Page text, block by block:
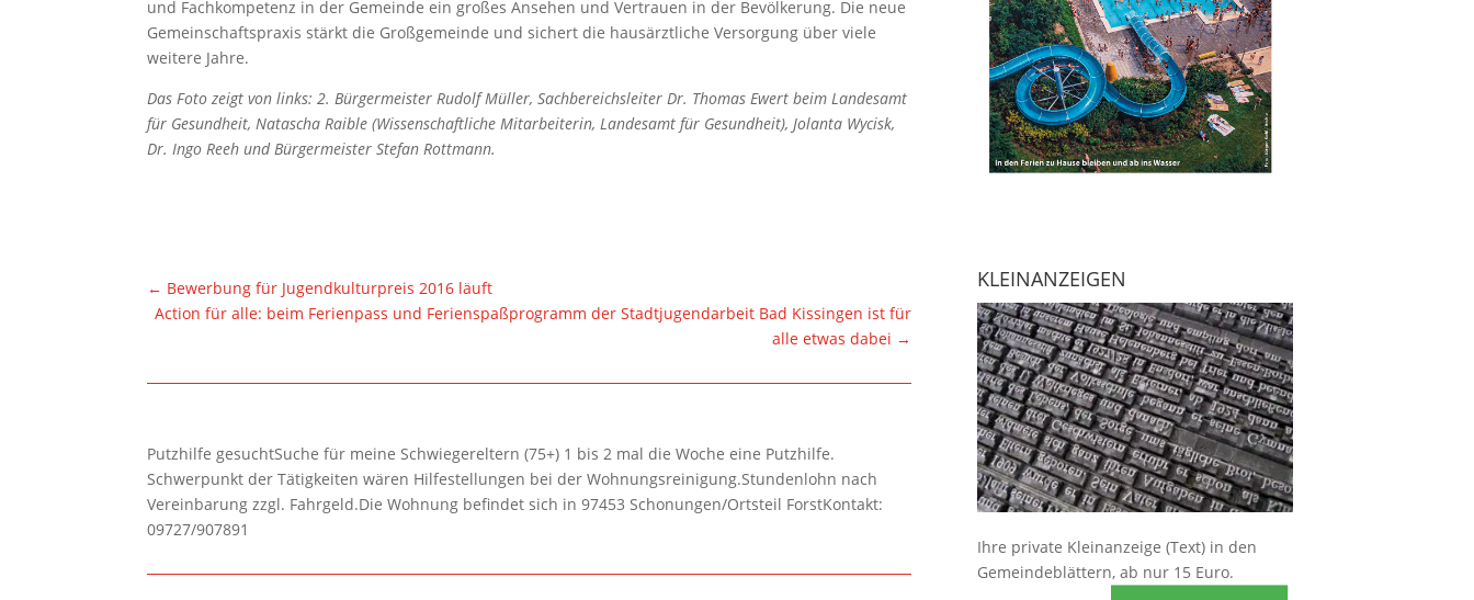
und Fachkompetenz in der Gemeinde ein großes Ansehen und Vertrauen in der Bevölkerung. Die neue
Gemeinschaftspraxis stärkt die Großgemeinde und sichert die hausärztliche Versorgung über viele
weitere Jahre.
Das Foto zeigt von links: 2. Bürgermeister Rudolf Müller, Sachbereichsleiter Dr. Thomas Ewert beim Landesamt
für Gesundheit, Natascha Raible (Wissenschaftliche Mitarbeiterin, Landesamt für Gesundheit), Jolanta Wycisk,
Dr. Ingo Reeh und Bürgermeister Stefan Rottmann.
← Bewerbung für Jugendkulturpreis 2016 läuft
Action für alle: beim Ferienpass und Ferienspaßprogramm der Stadtjugendarbeit Bad Kissingen ist für
alle etwas dabei →
Putzhilfe gesuchtSuche für meine Schwiegereltern (75+) 1 bis 2 mal die Woche eine Putzhilfe.
Schwerpunkt der Tätigkeiten wären Hilfestellungen bei der Wohnungsreinigung.Stundenlohn nach
Vereinbarung zzgl. Fahrgeld.Die Wohnung befindet sich in 97453 Schonungen/Ortsteil ForstKontakt:
09727/907891
KLEINANZEIGEN
Ihre private Kleinanzeige (Text) in den
Gemeindeblättern, ab nur 15 Euro.